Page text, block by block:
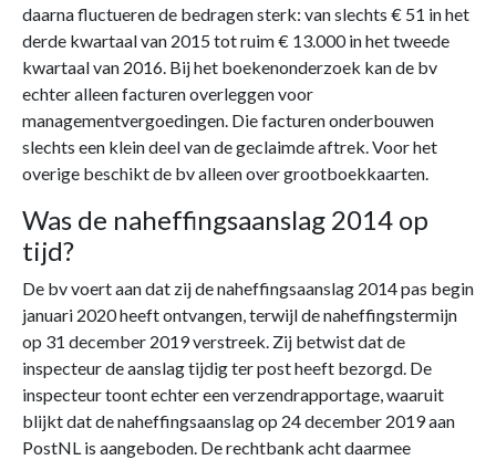
daarna fluctueren de bedragen sterk: van slechts € 51 in het
derde kwartaal van 2015 tot ruim € 13.000 in het tweede
kwartaal van 2016. Bij het boekenonderzoek kan de bv
echter alleen facturen overleggen voor
managementvergoedingen. Die facturen onderbouwen
slechts een klein deel van de geclaimde aftrek. Voor het
overige beschikt de bv alleen over grootboekkaarten.
Was de naheffingsaanslag 2014 op
tijd?
De bv voert aan dat zij de naheffingsaanslag 2014 pas begin
januari 2020 heeft ontvangen, terwijl de naheffingstermijn
op 31 december 2019 verstreek. Zij betwist dat de
inspecteur de aanslag tijdig ter post heeft bezorgd. De
inspecteur toont echter een verzendrapportage, waaruit
blijkt dat de naheffingsaanslag op 24 december 2019 aan
PostNL is aangeboden. De rechtbank acht daarmee